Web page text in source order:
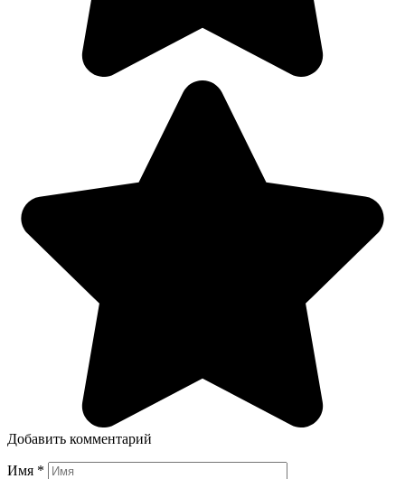
Добавить комментарий
Имя *